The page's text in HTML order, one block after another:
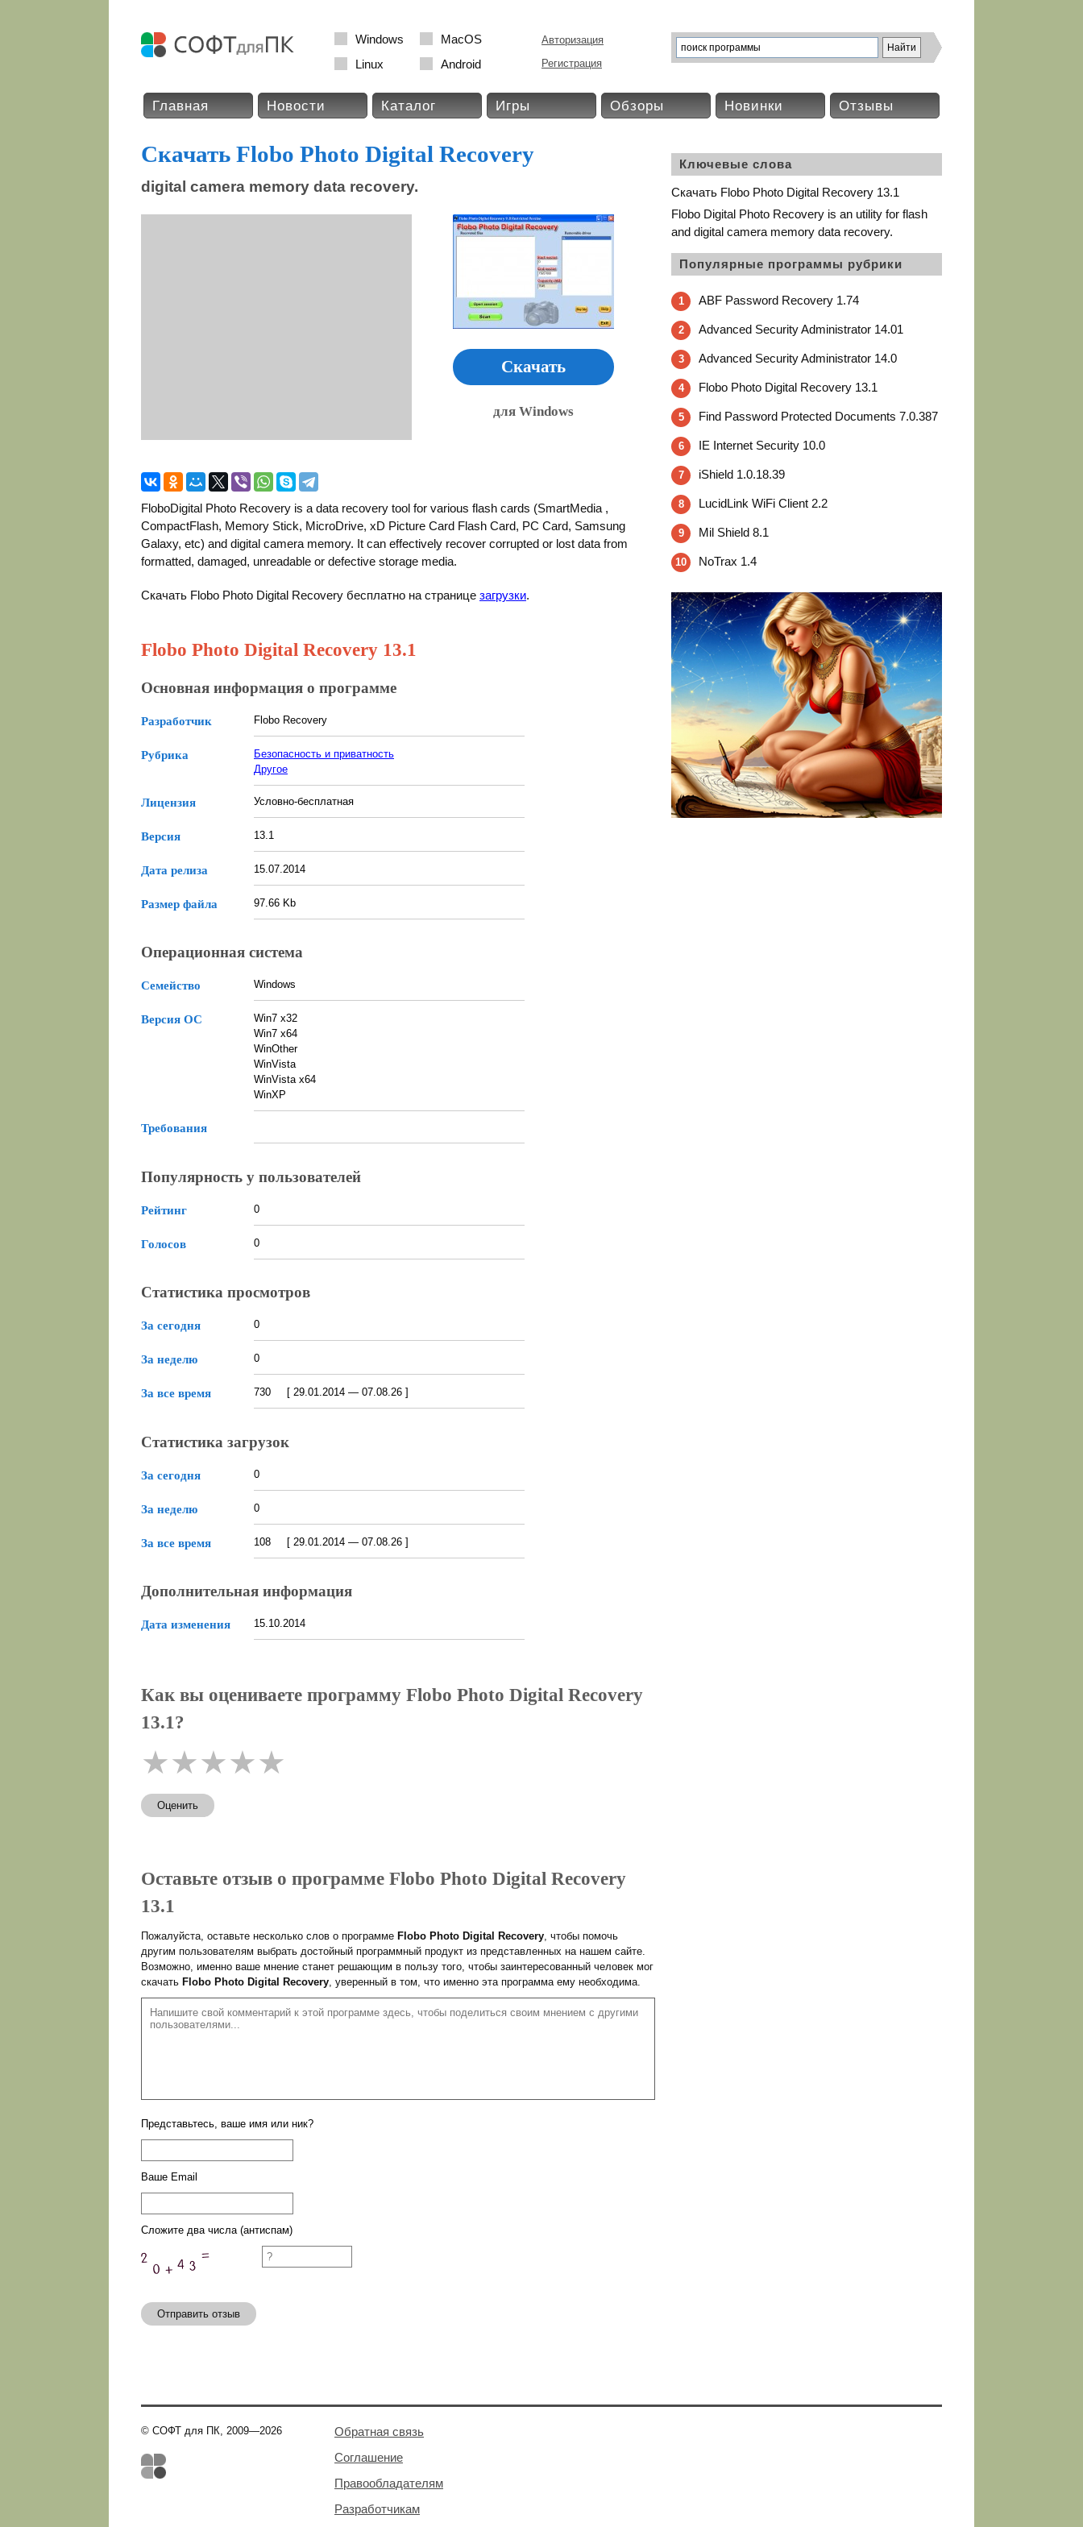
Windows
MacOS
Linux
Android
Авторизация
Регистрация
Главная Новости Каталог Игры Обзоры Новинки Отзывы
Скачать Flobo Photo Digital Recovery
digital camera memory data recovery.
Скачать
для Windows
FloboDigital Photo Recovery is a data recovery tool for various flash cards (SmartMedia ,
CompactFlash, Memory Stick, MicroDrive, xD Picture Card Flash Card, PC Card, Samsung
Galaxy, etc) and digital camera memory. It can effectively recover corrupted or lost data from
formatted, damaged, unreadable or defective storage media.
Скачать Flobo Photo Digital Recovery бесплатно на странице загрузки.
Flobo Photo Digital Recovery 13.1
Основная информация о программе
Разработчик Flobo Recovery
Рубрика
Безопасность и приватность
Другое
Лицензия Условно-бесплатная
Версия 13.1
Дата релиза 15.07.2014
Размер файла 97.66 Kb
Операционная система
Семейство Windows
Версия ОС
Win7 x32
Win7 x64
WinOther
WinVista
WinVista x64
WinXP
Требования
Популярность у пользователей
Рейтинг 0
Голосов 0
Статистика просмотров
За сегодня 0
За неделю 0
За все время 730 [ 29.01.2014 — 07.08.26 ]
Статистика загрузок
За сегодня 0
За неделю 0
За все время 108 [ 29.01.2014 — 07.08.26 ]
Дополнительная информация
Дата изменения 15.10.2014
Как вы оцениваете программу Flobo Photo Digital Recovery
13.1?
★★★★★
Оценить
Оставьте отзыв о программе Flobo Photo Digital Recovery
13.1
Пожалуйста, оставьте несколько слов о программе Flobo Photo Digital Recovery, чтобы помочь
другим пользователям выбрать достойный программный продукт из представленных на нашем сайте.
Возможно, именно ваше мнение станет решающим в пользу того, чтобы заинтересованный человек мог
скачать Flobo Photo Digital Recovery, уверенный в том, что именно эта программа ему необходима.
Представьтесь, ваше имя или ник?
Ваше Email
Сложите два числа (антиспам)
Отправить отзыв
Ключевые слова
Скачать Flobo Photo Digital Recovery 13.1
Flobo Digital Photo Recovery is an utility for flash
and digital camera memory data recovery.
Популярные программы рубрики
1 ABF Password Recovery 1.74
2 Advanced Security Administrator 14.01
3 Advanced Security Administrator 14.0
4 Flobo Photo Digital Recovery 13.1
5 Find Password Protected Documents 7.0.387
6 IE Internet Security 10.0
7 iShield 1.0.18.39
8 LucidLink WiFi Client 2.2
9 Mil Shield 8.1
10 NoTrax 1.4
© СОФТ для ПК, 2009—2026
Обратная связь
Соглашение
Правообладателям
Разработчикам